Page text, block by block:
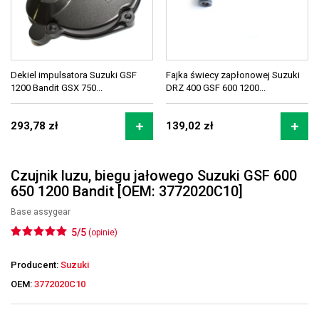
Dekiel impulsatora Suzuki GSF
1200 Bandit GSX 750...
293,78 zł
Fajka świecy zapłonowej Suzuki
DRZ 400 GSF 600 1200...
139,02 zł
Czujnik luzu, biegu jałowego Suzuki GSF 600
650 1200 Bandit [OEM: 3772020C10]
Base assygear
5/5 (opinie)
Producent: Suzuki
OEM: 3772020C10